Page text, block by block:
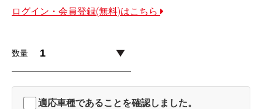
ログイン・会員登録(無料)はこちら
数量
適応車種であることを確認しました。